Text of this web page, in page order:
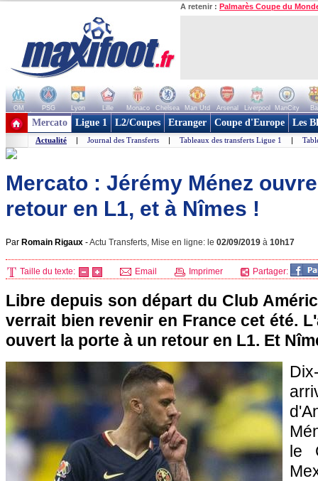
A retenir : Palmarès Coupe du
OM PSG Lyon Lille Monaco Chelsea Man Utd Arsenal Liverpool ManCity
+ de clubs
Mercato Ligue 1 L2/Coupes Etranger Coupe d'Europe Les
Actualité | Journal des Transferts | Tableaux des transferts Ligue 1 |
Mercato : Jérémy Ménez
retour en L1, et à Nîmes !
Par Romain Rigaux -Actu Transferts, Mise en ligne: le 02/09/2019 à 10h17
Taille du texte: Email Imprimer Partager:
Libre depuis son départ du Club
verrait bien revenir en France cet été.
ouvert la porte à un retour en L1. Et
le